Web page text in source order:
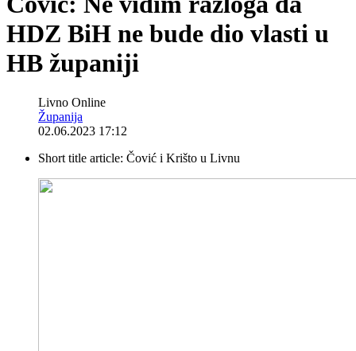
HDZ BiH ne bude dio vlasti u
HB županiji
Livno Online
Županija
02.06.2023 17:12
Short title article: Čović i Krišto u Livnu